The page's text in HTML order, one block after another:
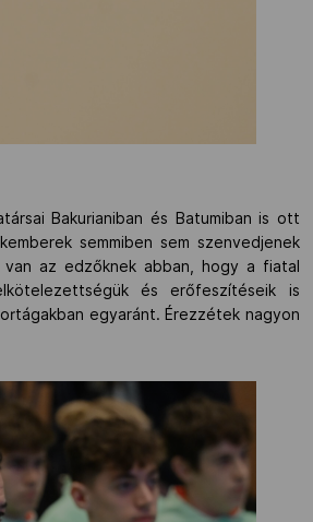
Bakurianiban és Batumiban is ott
semmiben sem szenvedjenek
az edzőknek abban, hogy a fiatal
és erőfeszítéseik is
egyaránt. Érezzétek nagyon